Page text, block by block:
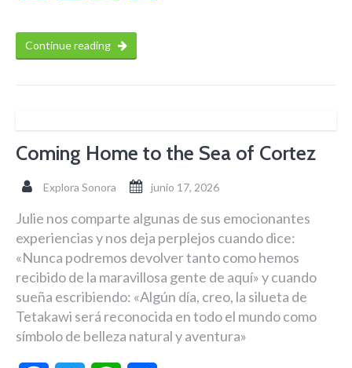
Continue reading
Coming Home to the Sea of Cortez
Explora Sonora junio 17, 2026
Julie nos comparte algunas de sus emocionantes
experiencias y nos deja perplejos cuando dice:
«Nunca podremos devolver tanto como hemos
recibido de la maravillosa gente de aquí» y cuando
sueña escribiendo: «Algún día, creo, la silueta de
Tetakawi será reconocida en todo el mundo como
símbolo de belleza natural y aventura»